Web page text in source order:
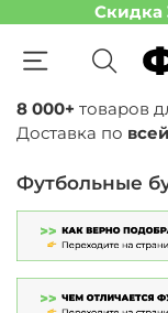
Скидка
8 000+ товаров
Доставка по
Футбольные